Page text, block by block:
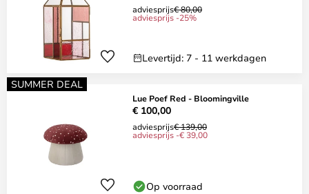
adviesprijs€ 80,00
adviesprijs -25%
Levertijd: 7 - 11 werkdagen
SUMMER DEAL
Lue Poef Red - Bloomingville
€ 100,00
adviesprijs€ 139,00
adviesprijs -€ 39,00
Op voorraad